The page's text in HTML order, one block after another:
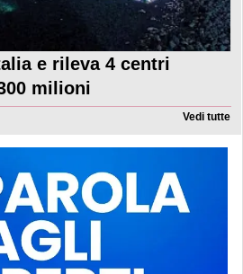
e rileva 4 centri
milioni
Vedi tutte